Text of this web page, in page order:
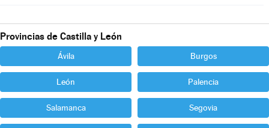
Provincias de Castilla y León
Ávila Burgos
León Palencia
Salamanca Segovia